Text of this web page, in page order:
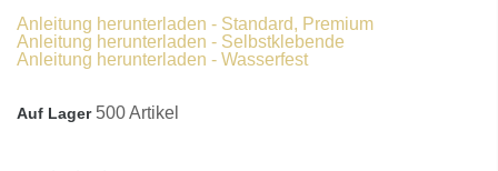
Anleitung herunterladen - Standard, Premium
Anleitung herunterladen - Selbstklebende
Anleitung herunterladen - Wasserfest
Auf Lager 500 Artikel